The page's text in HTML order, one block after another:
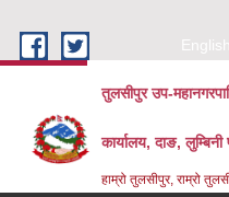
English
तुलसीपुर उप-
कार्यालय, दाङ,
हाम्रो तुलसीपुर, राम्रो